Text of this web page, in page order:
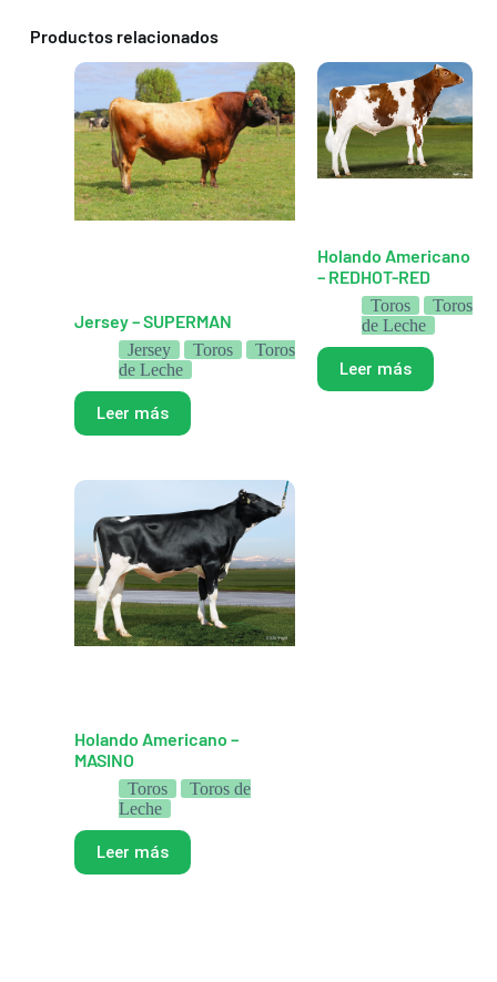
Productos relacionados
Jersey – SUPERMAN
Jersey Toros
Toros
de Leche
Leer más
Holando Americano
– REDHOT-RED
Toros
Toros
de Leche
Leer más
Holando Americano –
MASINO
Toros
Toros de
Leche
Leer más